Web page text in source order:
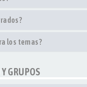
los temas?
GRUPOS